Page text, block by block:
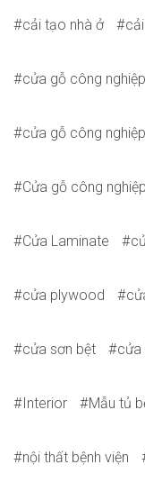
cải tạo nhà ở
cửa gỗ công nghiệp
cửa gỗ công
Cửa gỗ công
Cửa Laminate
cửa plywood
cửa sơn bệt cửa
Interior Mẫu tủ
nội thất bệnh viện